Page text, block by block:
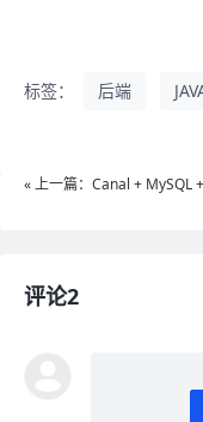
标签： 后端
« 上一篇：Canal + MySQL
评论2